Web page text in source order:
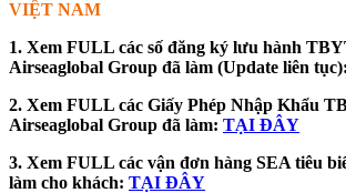
VIỆT NAM
1. Xem FULL các số đăng ký lưu hành
Airseaglobal Group đã làm (Update liên tục):
2. Xem FULL các Giấy Phép Nhập Khẩu
Airseaglobal Group đã làm: TẠI ĐÂY
3. Xem FULL các vận đơn hàng SEA tiêu
làm cho khách: TẠI ĐÂY